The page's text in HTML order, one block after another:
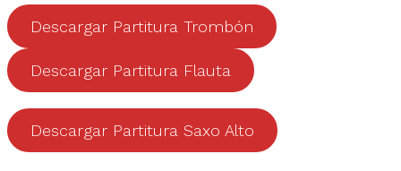
Descargar Partitura Trombón
Descargar Partitura Flauta
Descargar Partitura Saxo Alto